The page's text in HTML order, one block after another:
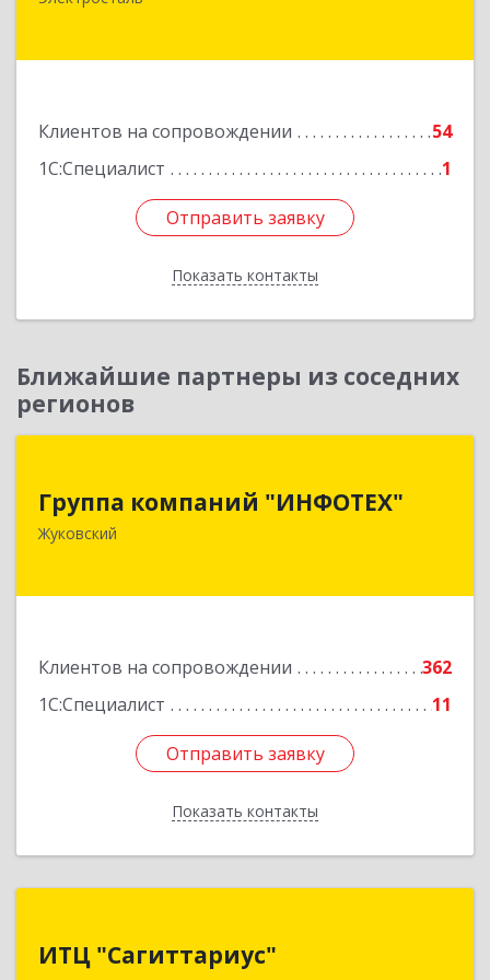
Клиентов на сопровождении
54
1С:Специалист
1
Отправить заявку
Показать контакты
Подробнее
Отправить заявку
Назад
Ближайшие партнеры из соседних
регионов
Группа компаний "ИНФОТЕХ"
Жуковский
Клиентов на сопровождении
362
1С:Специалист
11
Отправить заявку
Показать контакты
140180, Московская обл, Жуковский г, Чкалова
Подробнее
Отправить заявку
Назад
ИТЦ "Сагиттариус"
140103, Московская обл, Раменское г,